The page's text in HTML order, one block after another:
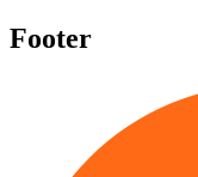
Footer